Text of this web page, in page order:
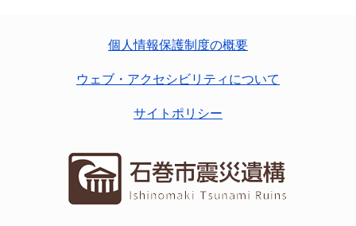
個人情報保護制度の概要
ウェブ・アクセシビリティについて
サイトポリシー